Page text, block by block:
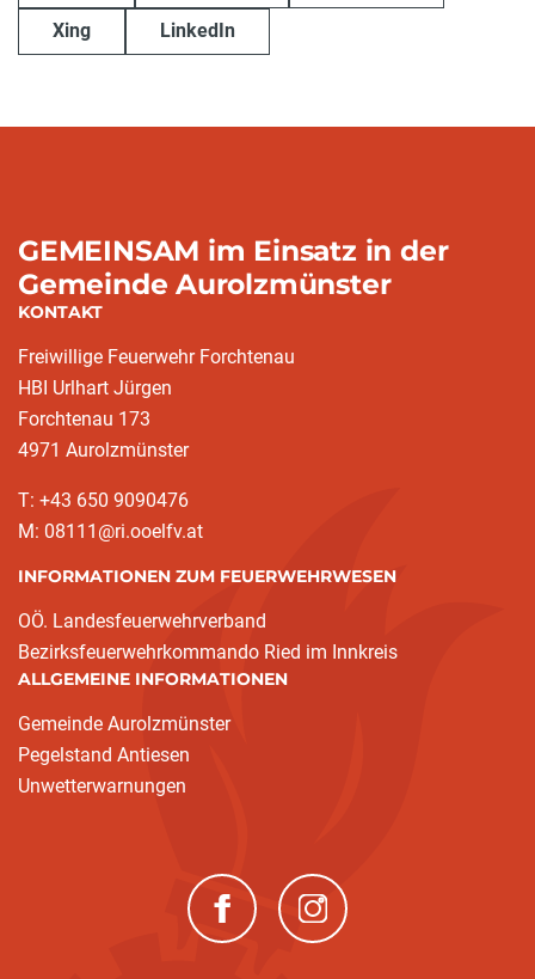
Xing LinkedIn
GEMEINSAM im Einsatz in der
Gemeinde Aurolzmünster
KONTAKT
Freiwillige Feuerwehr Forchtenau
HBI Urlhart Jürgen
Forchtenau 173
4971 Aurolzmünster
T: +43 650 9090476
M: 08111@ri.ooelfv.at
INFORMATIONEN ZUM FEUERWEHRWESEN
OÖ. Landesfeuerwehrverband
Bezirksfeuerwehrkommando Ried im Innkreis
ALLGEMEINE INFORMATIONEN
Gemeinde Aurolzmünster
Pegelstand Antiesen
Unwetterwarnungen
(neues Fenster)(neues Fenster)